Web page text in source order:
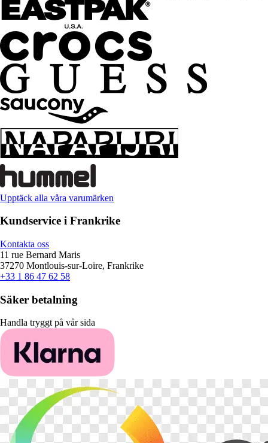
Upptäck alla våra varumärken
Kundservice i Frankrike
Kontakta oss
11 rue Bernard Maris
37270 Montlouis-sur-Loire, Frankrike
+33 1 86 47 62 58
Säker betalning
Handla tryggt på vår sida